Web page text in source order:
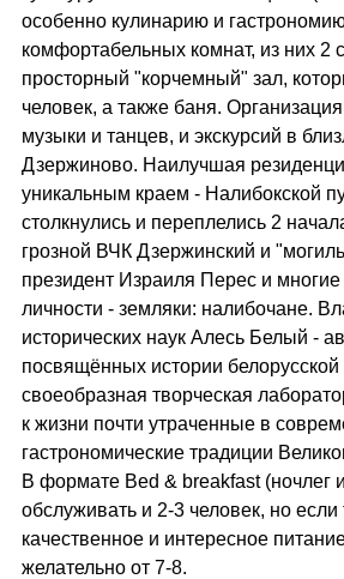
особенно кулинарию и
комфортабельных комнат, из них 2
просторный "корчемный" зал,
человек, а также баня.
музыки и танцев, и экскурсий в
Дзержиново. Наилучшая
уникальным краем - Налибокской
столкнулись и переплелись 2
грозной ВЧК Дзержинский и
президент Израиля Перес и
личности - земляки: налибочане.
исторических наук Алесь Белый -
посвящённых истории
своеобразная творческая
к жизни почти утраченные в
гастрономические традиции
В формате Bed & breakfast (ночлег
обслуживать и 2-3 человек, но если
качественное и интересное
желательно от 7-8.